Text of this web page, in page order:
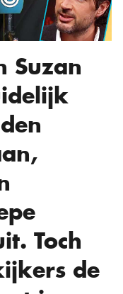
Suzan
Toch
de